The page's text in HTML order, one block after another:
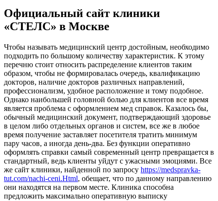
Официальный сайт клиники
«СТЕЛС» в Москве
Чтoбы нaзывaть мeдицинский центр достойным, необходимо
подходить по большому количеству характеристик. К этому
перечню стоит относить распределение клиентов таким
образом, чтобы не формировалась очередь, квалификацию
докторов, наличие докторов различных направлений,
профессионализм, удобное расположение и тому подобное.
Однако наибольшей головной болью для клиентов все время
является проблема с оформлением мед справок. Казалось бы,
обычный медицинский документ, подтверждающий здоровье
в целом либо отдельных органов и систем, все же в любое
время получение заставляет посетителя тратить минимум
пару часов, а иногда день-два. Без функции оперативно
оформлять справки самый современный центр превращается в
стандартный, ведь клиенты уйдут с ужасными эмоциями. Все
же сайт клиники, найденной по запросу https://medspravka-
tut.com/nachi-ceni.Html, обещает, что по данному направлению
они находятся на первом месте. Клиника способна
предложить максимально оперативную выписку